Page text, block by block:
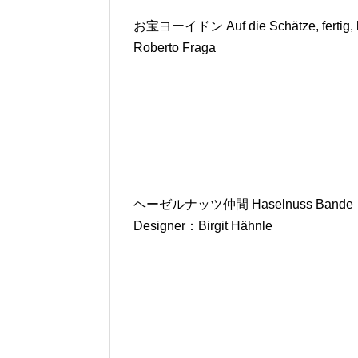
お宝ヨーイドン Auf die Schätze, fertig,
Roberto Fraga
ヘーゼルナッツ仲間 Haselnuss Bande
Designer：Birgit Hähnle